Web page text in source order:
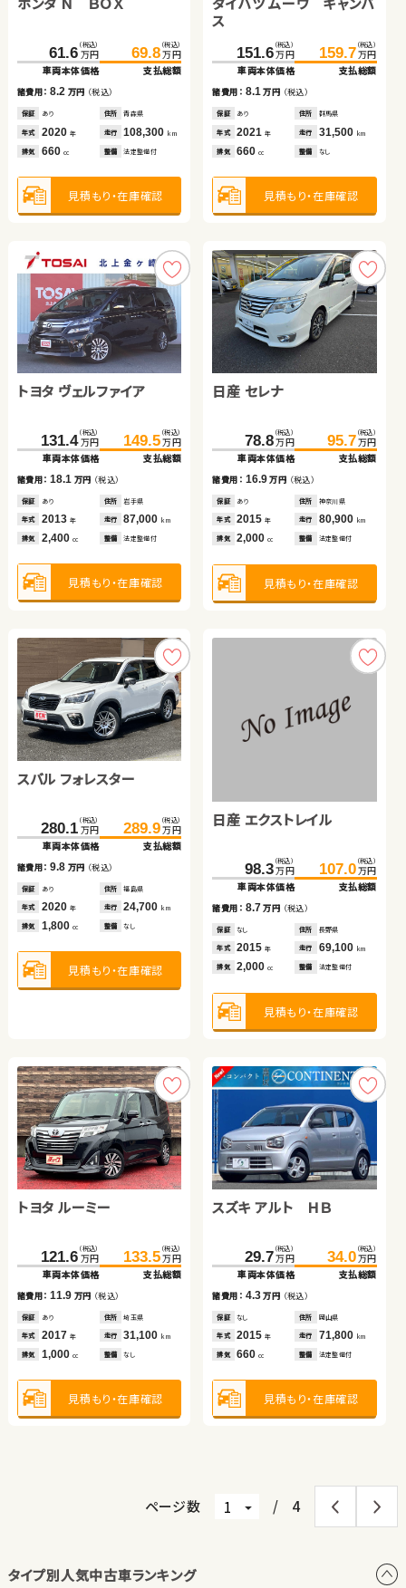
61.6 （税込）
万円
車両本体価格
69.8 （税込）
万円
支払総額
諸費用：8.2 万円 （税込）
保証 あり 住所 青森県
年式 2020 年 走行 108,300 km
排気 660 cc 整備 法定整備付
見積もり・在庫確認
ス
151.6 （税込）
万円
車両本体価格
159.7 （税込）
万円
支払総額
諸費用： 8.1万円 （税込）
保証 あり 住所 群馬県
年式 2021年 走行 31,500 km
排気 660cc 整備 なし
見積もり・在庫確認
トヨタ ヴェルファイア
131.4（税込）
万円
車両本体価格
149.5 （税込）
万円
支払総額
諸費用：18.1 万円 （税込）
保証 あり 住所 岩手県
年式 2013 年 走行 87,000 km
排気 2,400 cc 整備 法定整備付
見積もり・在庫確認
日産 セレナ
78.8 （税込）
万円
車両本体価格
95.7 （税込）
万円
支払総額
諸費用： 16.9万円 （税込）
保証 あり 住所 神奈川県
年式 2015年 走行 80,900 km
排気 2,000cc 整備 法定整備付
見積もり・在庫確認
スバル フォレスター
280.1 （税込）
万円
車両本体価格
289.9 （税込）
万円
支払総額
諸費用：9.8 万円 （税込）
保証 あり 住所 福島県
年式 2020 年 走行 24,700 km
排気 1,800 cc 整備 なし
見積もり・在庫確認
日産 エクストレイル
98.3 （税込）
万円
車両本体価格
107.0 （税込）
万円
支払総額
諸費用： 8.7万円 （税込）
保証 なし 住所 長野県
年式 2015年 走行 69,100 km
排気 2,000cc 整備 法定整備付
見積もり・在庫確認
トヨタ ルーミー
121.6 （税込）
万円
車両本体価格
133.5 （税込）
万円
支払総額
諸費用：11.9 万円 （税込）
保証 あり 住所 埼玉県
年式 2017 年 走行 31,100 km
排気 1,000 cc 整備 なし
見積もり・在庫確認
スズキ アルト ＨＢ
29.7 （税込）
万円
車両本体価格
34.0 （税込）
万円
支払総額
諸費用： 4.3万円 （税込）
保証 なし 住所 岡山県
年式 2015年 走行 71,800 km
排気 660cc 整備 法定整備付
見積もり・在庫確認
ホンダ フィット
56.9万円
車両本体価格
諸費用：13.0万円 （税込）
保証 あり 住所 岩手県
排気 1,500cc 整備 法定整備付
トヨタ ヴォクシー
277.0万円
車両本体価格
諸費用：12.3万円 （税込）
保証 あり 住所 埼玉県
排気 2,000cc 整備 法定整備付
ホンダ Ｎ ＢＯＸ
61.6万円
車両本体価格
諸費用：8.2 万円 （税込）
保証 あり 住所 群馬県
排気 660 整備 なし
トヨタ アルファード
349.0
車両本体価格
362.4 万円
支払総額
諸費用： 万円（税込）
保証 なし 住所 愛知県
年式 2018年 走行 31,800km
見積もり・在庫確認
ダイハツ ムーヴ
49.0
車両本体価格
57.6 万円
諸費用：8.6万円（税込）
保証 あり 住所 愛知県
年式 2015年 走行 82,200km
ホンダ フィット ハイブリ
ッド
51.0万円
車両本体価格
諸費用：11.4万円 （税込）
保証 あり 住所 埼玉県
排気 1,500cc 整備 法定整備付
スズキ ワゴンＲ
45.3万円
車両本体価格
諸費用：4.4 万円 （税込）
保証 なし 住所 岡山県
排気 660 整備 なし
スズキ ワゴンＲ
80.1万円
車両本体価格
諸費用：6.4 万円 （税込）
保証 あり 住所 群馬県
排気 650 整備 なし
44.6 （税込）
万円
車両本体価格
49.8 （税込）
万円
支払総額
諸費用：5.2 万円 （税込）
保証 あり 住所 青森県
年式 2014 年 走行 91,700km
排気 660 cc 整備 法定整備付
見積もり・在庫確認
84.9 （税込）
万円
車両本体価格
89.9 （税込）
万円
支払総額
諸費用： 5.0万円 （税込）
保証 なし 住所 徳島県
年式 2013年 走行 94,600 km
排気 2,000 整備 法定整備付
見積もり・在庫確認
トヨタ プリウスＰＨＶ
399.7（税込）
万円
車両本体価格
408.2 （税込）
万円
支払総額
諸費用：8.5万円（税込）
保証 なし 住所 岡山県
年式 2023 年 走行 4,900km
排気 2,000 cc 整備 法定整備付
見積もり・在庫確認
トヨタ ルーミー
114.9 （税込）
万円
車両本体価格
125.7 （税込）
万円
支払総額
諸費用： 10.8万円 （税込）
保証 あり 住所 埼玉県
年式 2020年 走行 61,100 km
排気 1,000cc 整備 法定整備付
見積もり・在庫確認
トヨタ アルファード ハイ
435.9 （税込）
万円
車両本体価格
448.8 （税込）
万円
支払総額
諸費用：12.9万円（税込）
保証 あり 住所 北海道
年式 2022 年 走行 54,000 km
排気 2,500 cc 整備 法定整備付
見積もり・在庫確認
216.1（税込）
万円
222.4
諸費用：6.3 万円（税込）
あり
年式 2024年 走行
排気 660 整備 なし
見積もり・在庫確認
トヨタ ヴェルファイア ハ
イブリッド
444.0 （税込）
万円
諸費用：9.7 万円（税込）
あり 長野県
年式 2020年 走行
排気 2,500 整備 法定整備付
見積もり・在庫確認
スズキ スイフト
106.1（税込）
万円
115.4
諸費用：9.3 万円（税込）
なし
年式 2017年 走行
排気 1,200 整備 なし
見積もり・在庫確認
ページ数 / 4
タイプ別人気中古車ランキング